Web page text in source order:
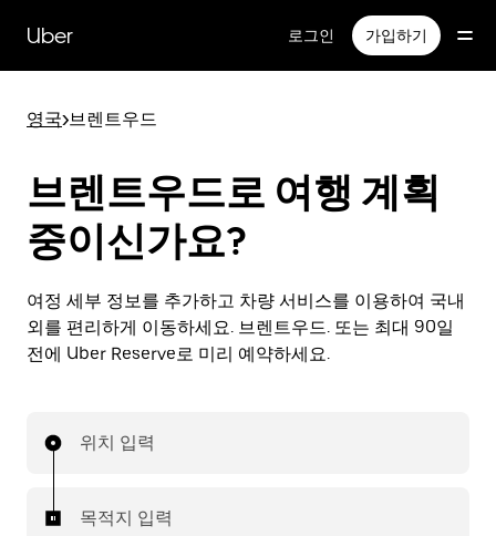
Uber 로그인 가입하기
영국>브렌트우드
브렌트우드로 여행 계획
중이신가요?
여정 세부 정보를 추가하고 차량 서비스를 이용하여 국내
외를 편리하게 이동하세요. 브렌트우드. 또는 최대 90일
전에 Uber Reserve로 미리 예약하세요.
위치 입력
목적지 입력